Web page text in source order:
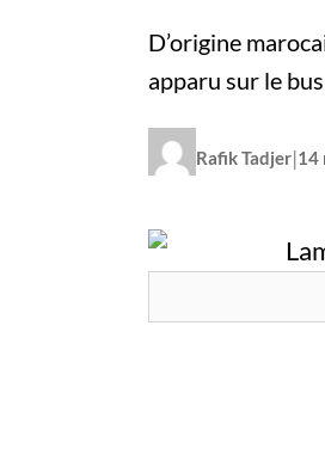
D’origine
apparu sur le
Rafik Tadjer|14